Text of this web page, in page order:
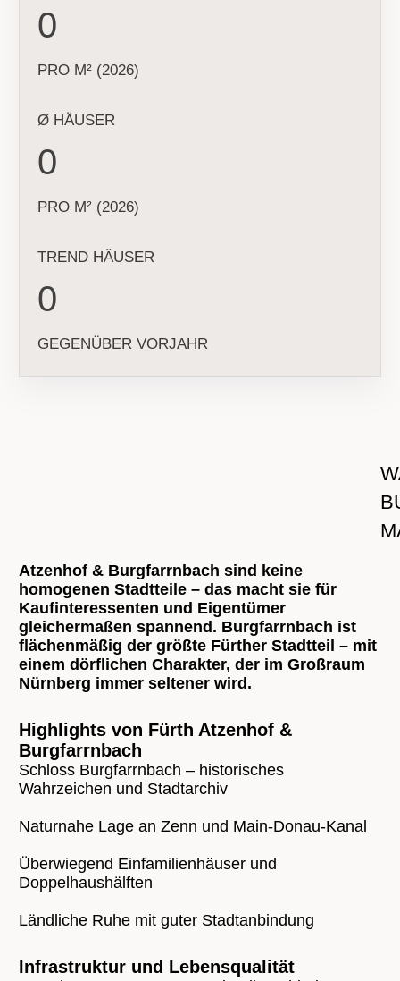
0
PRO M² (2026)
Ø HÄUSER
0
PRO M² (2026)
TREND HÄUSER
0
GEGENÜBER VORJAHR
Atzenhof & Burgfarrnbach sind keine
homogenen Stadtteile – das macht sie für
Kaufinteressenten und Eigentümer
gleichermaßen spannend. Burgfarrnbach ist
flächenmäßig der größte Fürther Stadtteil – mit
einem dörflichen Charakter, der im Großraum
Nürnberg immer seltener wird.
Highlights von Fürth Atzenhof &
Burgfarrnbach
Schloss Burgfarrnbach – historisches
Wahrzeichen und Stadtarchiv
Naturnahe Lage an Zenn und Main-Donau-Kanal
Überwiegend Einfamilienhäuser und
Doppelhaushälften
Ländliche Ruhe mit guter Stadtanbindung
Infrastruktur und Lebensqualität